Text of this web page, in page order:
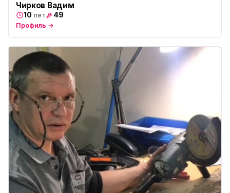
Чирков Вадим
10 лет 49
Профиль →